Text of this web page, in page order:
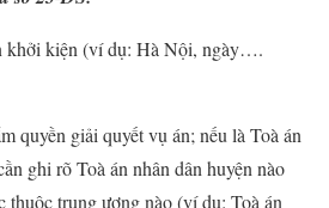
khởi kiện (ví dụ: Hà Nội, ngày….
quyền giải quyết vụ án; nếu là Toà án
ghi rõ Toà án nhân dân huyện nào
thuộc trung ương nào (ví dụ: Toà án